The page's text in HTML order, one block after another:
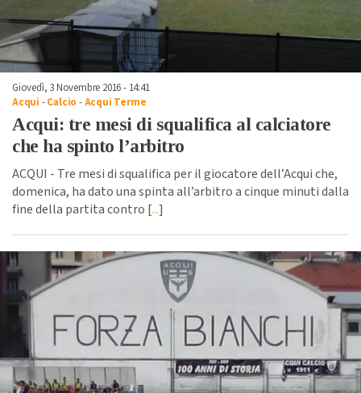
Giovedì, 3 Novembre 2016 - 14:41
Acqui -Calcio -Acqui Terme
Acqui: tre mesi di squalifica al calciatore
che ha spinto l’arbitro
ACQUI - Tre mesi di squalifica per il giocatore dell’Acqui che,
domenica, ha dato una spinta all’arbitro a cinque minuti dalla
fine della partita contro [...]